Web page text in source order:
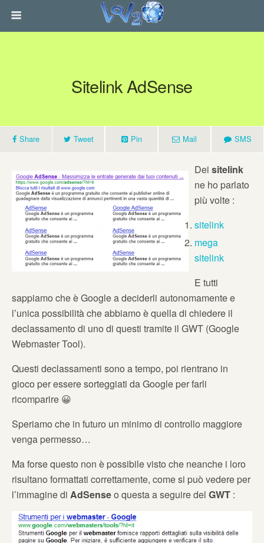
Sitelink AdSense
Share Tweet Pin Mail SMS
Dei sitelink
ne ho parlato
più volte :
sitelink
mega
sitelink
E tutti
sappiamo che è Google a deciderli autonomamente e
l’unica possibilità che abbiamo è quella di chiedere il
declassamento di uno di questi tramite il GWT (Google
Webmaster Tool).
Questi declassamenti sono a tempo, poi rientrano in
gioco per essere sorteggiati da Google per farli
ricomparire 😀
Speriamo che in futuro un minimo di controllo maggiore
venga permesso…
Ma forse questo non è possibile visto che neanche i loro
risultano formattati correttamente, come si può vedere per
l’immagine di AdSenseo questa a seguire del GWT :